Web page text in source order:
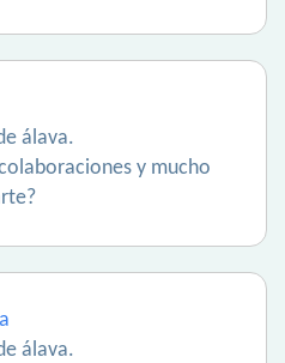
álava.
y mucho
álava.